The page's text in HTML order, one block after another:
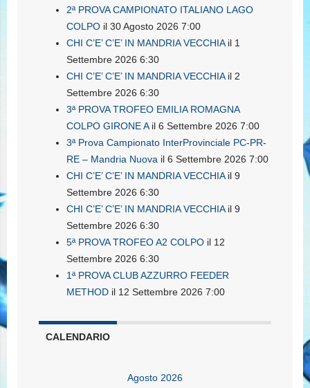
2ª PROVA CAMPIONATO ITALIANO LAGO
COLPO il 30 Agosto 2026 7:00
CHI C’E’ C’E’ IN MANDRIA VECCHIAil 1
Settembre 2026 6:30
CHI C’E’ C’E’ IN MANDRIA VECCHIAil 2
Settembre 2026 6:30
3ª PROVA TROFEO EMILIA ROMAGNA
COLPO GIRONE Ail 6 Settembre 2026 7:00
3ª Prova Campionato InterProvinciale PC-PR-
RE – Mandria Nuova il 6 Settembre 2026 7:00
CHI C’E’ C’E’ IN MANDRIA VECCHIAil 9
Settembre 2026 6:30
CHI C’E’ C’E’ IN MANDRIA VECCHIAil 9
Settembre 2026 6:30
5ª PROVA TROFEO A2 COLPO il 12
Settembre 2026 6:30
1ª PROVA CLUB AZZURRO FEEDER
METHOD il 12 Settembre 2026 7:00
CALENDARIO
Agosto 2026